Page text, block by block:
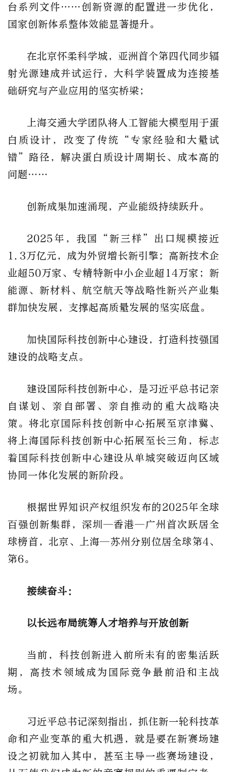
台系列文件……创新资源的配置进一步优化，
国家创新体系整体效能显著提升。
在北京怀柔科学城，亚洲首个第四代同步辐
射光源建成并试运行，大科学装置成为连接基
础研究与产业应用的坚实桥梁；
上海交通大学团队将人工智能大模型用于蛋
白质设计，改变了传统“专家经验和大量试
错”路径，解决蛋白质设计周期长、成本高的
问题……
创新成果加速涌现，产业能级持续跃升。
2025年，我国“新三样”出口规模接近
1.3万亿元，成为外贸增长新引擎；高新技术企
业超50万家、专精特新中小企业超14万家；新
能源、新材料、航空航天等战略性新兴产业集
群加快发展，支撑起高质量发展的坚实底盘。
加快国际科技创新中心建设，打造科技强国
建设的战略支点。
建设国际科技创新中心，是习近平总书记亲
自谋划、亲自部署、亲自推动的重大战略决
策。将北京国际科技创新中心拓展至京津冀、
将上海国际科技创新中心拓展至长三角，标志
着国际科技创新中心建设从单城突破迈向区域
协同一体化发展的新阶段。
根据世界知识产权组织发布的2025年全球
百强创新集群，深圳—香港—广州首次跃居全
球榜首，北京、上海—苏州分别位居全球第4、
第6。
接续奋斗：
以长远布局统筹人才培养与开放创新
当前，科技创新进入前所未有的密集活跃
期，高技术领域成为国际竞争最前沿和主战
场。
习近平总书记深刻指出，抓住新一轮科技革
命和产业变革的重大机遇，就是要在新赛场建
设之初就加入其中，甚至主导一些赛场建设，